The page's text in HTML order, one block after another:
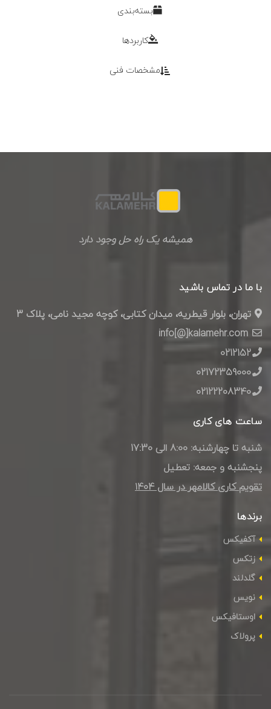
بسته‌بندی
کاربردها
مشخصات فنی
همیشه یک راه حل وجود دارد
با ما در تماس باشید
تهران، بلوار قیطریه، میدان کتابی، کوچه مجید نامی، پلاک 3
0212152
02172359000
02122208340
ساعت های کاری
شنبه تا چهارشنبه: 8:00 الی 17:30
پنجشنبه و جمعه: تعطیل
تقویم کاری کالامهر در سال ۱۴۰4
برندها
آکفیکس
زتکس
گلدلند
نویس
اوستافیکس
پرولاک